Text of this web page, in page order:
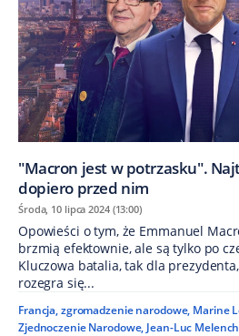
"Macron jest w potrzasku".
dopiero przed nim
Środa, 10 lipca 2024 (13:00)
Opowieści o tym, że Emmanuel
brzmią efektownie, ale są tylko po
Kluczowa batalia, tak dla
rozegra się...
Francja,zgromadzenie narodowe, Marine
Zjednoczenie Narodowe, Jean-Luc